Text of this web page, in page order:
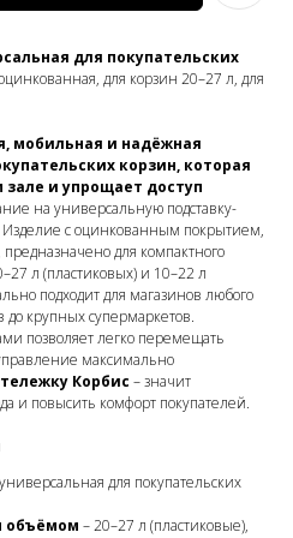
для покупательских
для корзин 20–27 л, для
мобильная и надёжная
корзин, которая
и упрощает доступ
на универсальную подставку-
Изделие с оцинкованным покрытием,
для компактного
л (пластиковых) и 10–22 л
подходит для магазинов любого
крупных супермаркетов.
позволяет легко перемещать
максимально
Корбис – значит
и повысить комфорт покупателей.
для покупательских
объёмом – 20–27 л (пластиковые),